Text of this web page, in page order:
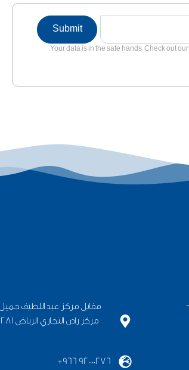
Submit
Your data is in the safe hands. Check out
مقابل مركز عبد اللطيف جميل
+966 920000276